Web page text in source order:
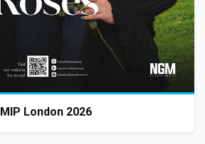
MIP London 2026